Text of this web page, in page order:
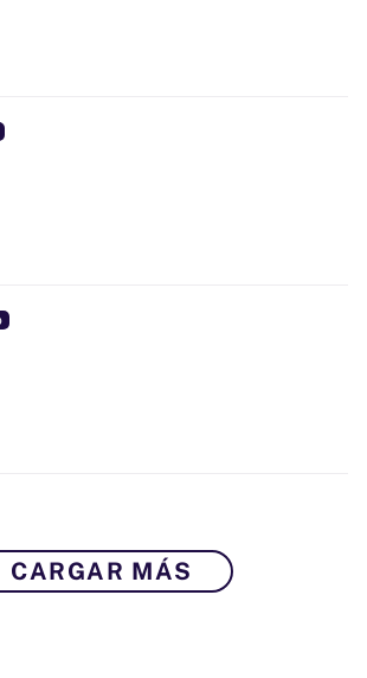
CARGAR MÁS